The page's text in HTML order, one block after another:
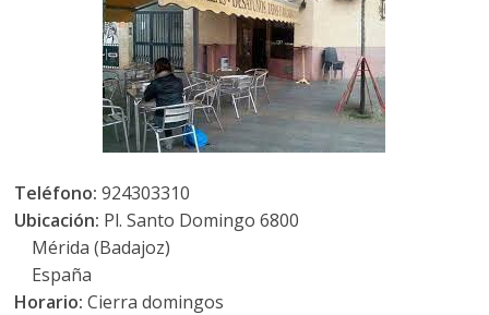
Teléfono:924303310
Ubicación: Pl. Santo Domingo 6800
Mérida (Badajoz)
España
Horario:Cierra domingos